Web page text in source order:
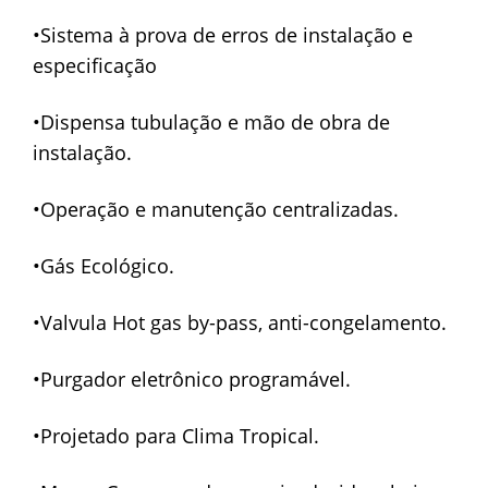
•Sistema à prova de erros de instalação e
especificação
•Dispensa tubulação e mão de obra de
instalação.
•Operação e manutenção centralizadas.
•Gás Ecológico.
•Valvula Hot gas by-pass, anti-congelamento.
•Purgador eletrônico programável.
•Projetado para Clima Tropical.